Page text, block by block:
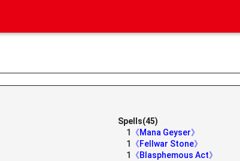
Spells(45)
1
《Mana Geyser》
1
《Fellwar Stone》
1
《Blasphemous Act》